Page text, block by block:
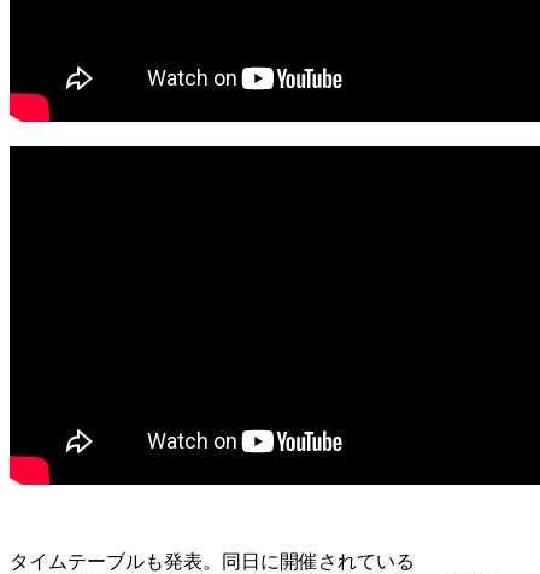
タイムテーブルも発表。同日に開催されている